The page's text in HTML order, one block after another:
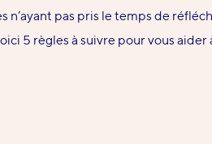
n’ayant pas pris le temps de
5 règles à suivre pour vous aider